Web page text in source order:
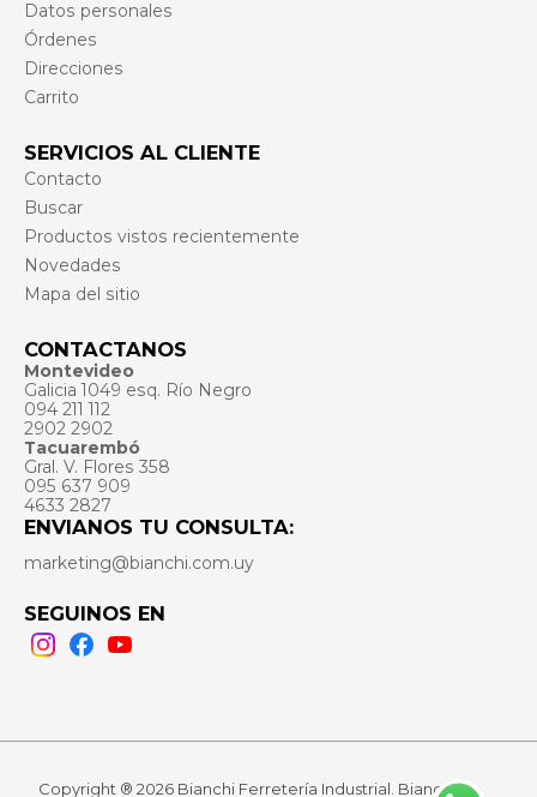
Datos personales
Órdenes
Direcciones
Carrito
SERVICIOS AL CLIENTE
Contacto
Buscar
Productos vistos recientemente
Novedades
Mapa del sitio
CONTACTANOS
Montevideo
Galicia 1049 esq. Río Negro
094 211 112
2902 2902
Tacuarembó
Gral. V. Flores 358
095 637 909
4633 2827
ENVIANOS TU CONSULTA:
marketing@bianchi.com.uy
SEGUINOS EN
Instagram
FacebookYoutube
Copyright ® 2026 Bianchi Ferretería Industrial. Bianchi